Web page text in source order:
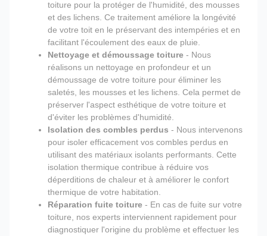
toiture pour la protéger de l'humidité, des mousses
et des lichens. Ce traitement améliore la longévité
de votre toit en le préservant des intempéries et en
facilitant l'écoulement des eaux de pluie.
Nettoyage et démoussage toiture - Nous
réalisons un nettoyage en profondeur et un
démoussage de votre toiture pour éliminer les
saletés, les mousses et les lichens. Cela permet de
préserver l'aspect esthétique de votre toiture et
d'éviter les problèmes d'humidité.
Isolation des combles perdus - Nous intervenons
pour isoler efficacement vos combles perdus en
utilisant des matériaux isolants performants. Cette
isolation thermique contribue à réduire vos
déperditions de chaleur et à améliorer le confort
thermique de votre habitation.
Réparation fuite toiture - En cas de fuite sur votre
toiture, nos experts interviennent rapidement pour
diagnostiquer l'origine du problème et effectuer les